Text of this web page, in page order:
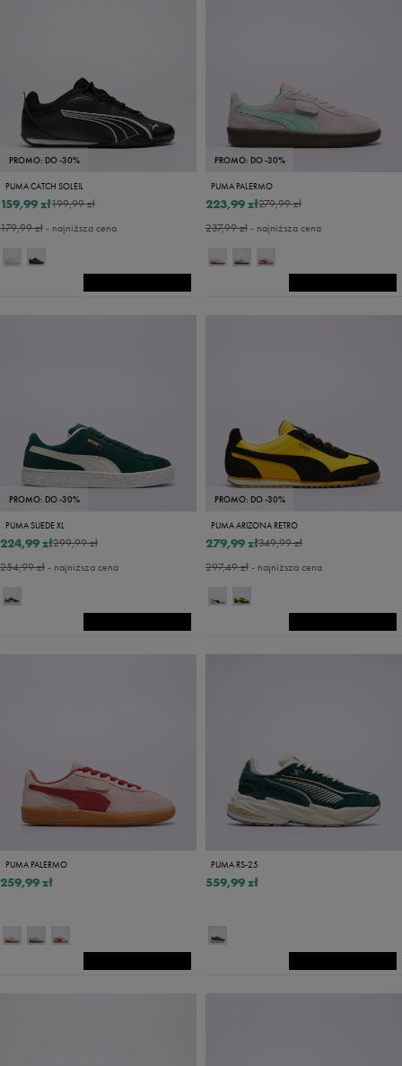
PROMO: DO -30%
PUMA CATCH SOLEIL
199,99 zł
159,99 zł
179,99 zł- najniższa cena
PROMO: DO -30%
PUMA PALERMO
279,99 zł
223,99 zł
237,99 zł- najniższa cena
PROMO: DO -30%
PUMA SUEDE XL
299,99 zł
224,99 zł
254,99 zł- najniższa cena
PROMO: DO -30%
PUMA ARIZONA RETRO
349,99 zł
279,99 zł
297,49 zł- najniższa cena
PUMA PALERMO
259,99 zł
PUMA RS-25
559,99 zł